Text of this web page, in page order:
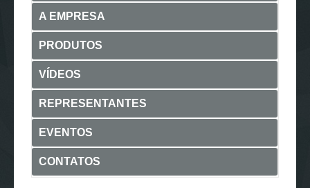
A EMPRESA
PRODUTOS
VÍDEOS
REPRESENTANTES
EVENTOS
CONTATOS